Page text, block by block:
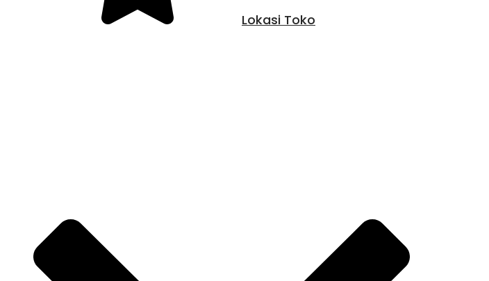
Lokasi Toko